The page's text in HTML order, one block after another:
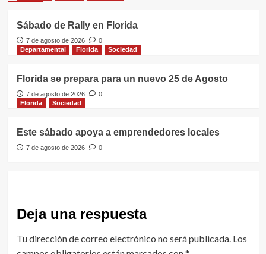
Sábado de Rally en Florida
7 de agosto de 2026
0
Departamental
Florida Sociedad
Florida se prepara para un nuevo 25 de Agosto
7 de agosto de 2026
0
Florida
Sociedad
Este sábado apoya a emprendedores locales
7 de agosto de 2026 0
Deja una respuesta
Tu dirección de correo electrónico no será publicada. Los